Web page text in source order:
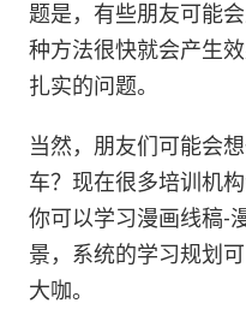
题是，有些朋友可能
种方法很快就会产生
扎实的问题。
当然，朋友们可能会
车？现在很多培训机
你可以学习漫画线稿-
景，系统的学习规划
大咖。